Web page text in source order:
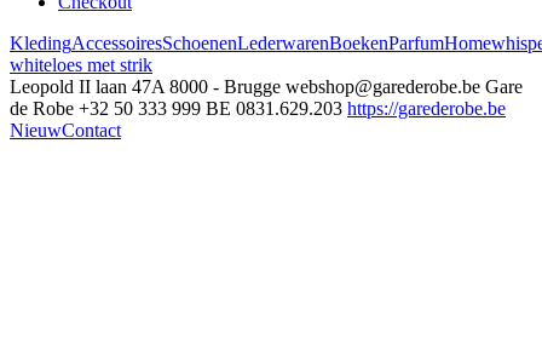
KledingAccessoiresSchoenenLederwarenBoekenParfumHome
whiteloes met strik
Leopold II laan 47A 8000 - Brugge webshop@garederobe.be Gare
de Robe +32 50 333 999 BE 0831.629.203 https://garederobe.be
NieuwContact